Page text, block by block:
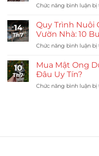
Chức năng bình luận bị
14
Th7
Quy Trình Nuôi
Vườn Nhà: 10
Chức năng bình luận bị
10
Th7
Mua Mật Ong
Đâu Uy Tín?
Chức năng bình luận bị